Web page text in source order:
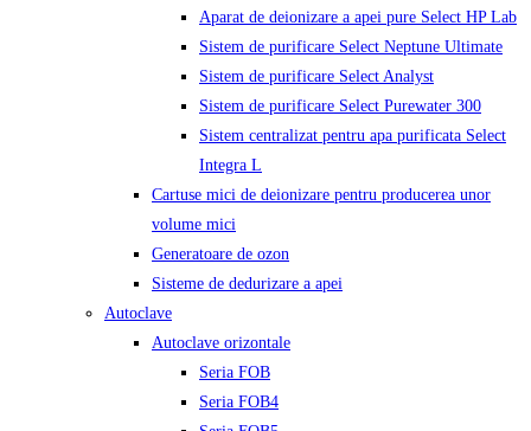
Aparat de deionizare a apei pure Select HP Lab
Sistem de purificare Select Neptune Ultimate
Sistem de purificare Select Analyst
Sistem de purificare Select Purewater 300
Sistem centralizat pentru apa purificata Select
Integra L
Cartuse mici de deionizare pentru producerea unor
volume mici
Generatoare de ozon
Sisteme de dedurizare a apei
Autoclave
Autoclave orizontale
Seria FOB
Seria FOB4